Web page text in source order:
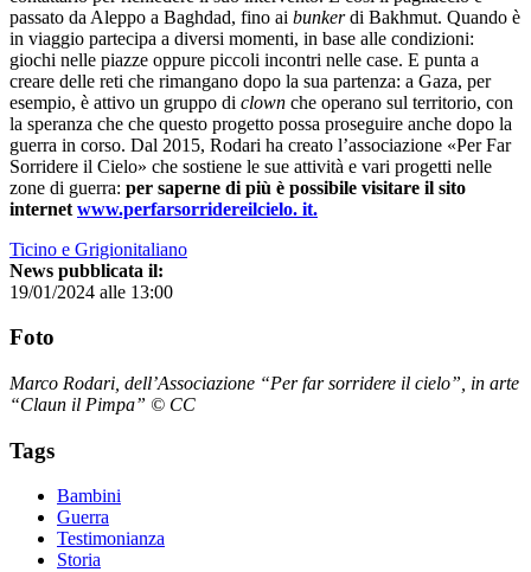
passato da Aleppo a Baghdad, fino ai bunkerdi Bakhmut. Quando è
in viaggio partecipa a diversi momenti, in base alle condizioni:
giochi nelle piazze oppure piccoli incontri nelle case. E punta a
creare delle reti che rimangano dopo la sua partenza: a Gaza, per
esempio, è attivo un gruppo di clown che operano sul territorio, con
la speranza che che questo progetto possa proseguire anche dopo la
guerra in corso. Dal 2015, Rodari ha creato l’associazione «Per Far
Sorridere il Cielo» che sostiene le sue attività e vari progetti nelle
zone di guerra: per saperne di più è possibile visitare il sito
internet www.perfarsorridereilcielo. it.
Ticino e Grigionitaliano
News pubblicata il:
19/01/2024 alle 13:00
Foto
Marco Rodari, dell’Associazione “Per far sorridere il cielo”, in arte
“Claun il Pimpa” © CC
Tags
Bambini
Guerra
Testimonianza
Storia